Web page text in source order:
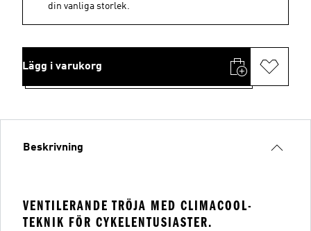
din vanliga storlek.
Lägg i varukorg
Beskrivning
VENTILERANDE TRÖJA MED CLIMACOOL-
TEKNIK FÖR CYKELENTUSIASTER.